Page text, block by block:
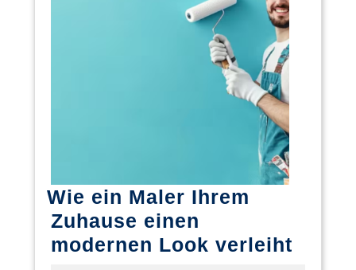
Wie ein Maler Ihrem
Zuhause einen
modernen Look verleiht